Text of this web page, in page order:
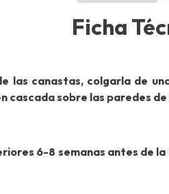
Ficha
las canastas, colgarla de
cascada sobre las paredes
6-8 semanas antes de